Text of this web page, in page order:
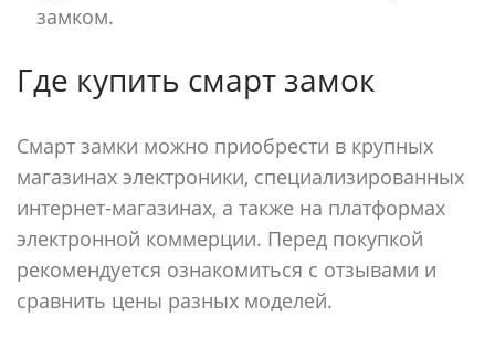
замком.
Где купить смарт замок
Смарт замки можно приобрести в крупных
магазинах электроники, специализированных
интернет-магазинах, а также на платформах
электронной коммерции. Перед покупкой
рекомендуется ознакомиться с отзывами и
сравнить цены разных моделей.